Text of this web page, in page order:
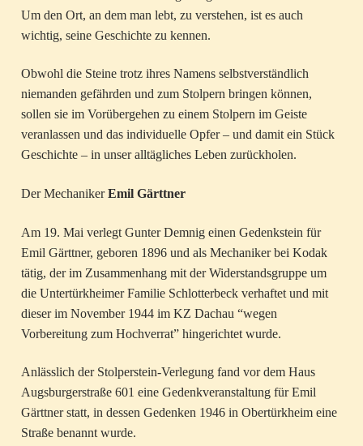
Um den Ort, an dem man lebt, zu verstehen, ist es auch
wichtig, seine Geschichte zu kennen.
Obwohl die Steine trotz ihres Namens selbstverständlich
niemanden gefährden und zum Stolpern bringen können,
sollen sie im Vorübergehen zu einem Stolpern im Geiste
veranlassen und das individuelle Opfer – und damit ein Stück
Geschichte – in unser alltägliches Leben zurückholen.
Der MechanikerEmil Gärttner
Am 19. Mai verlegt Gunter Demnig einen Gedenkstein für
Emil Gärttner, geboren 1896 und als Mechaniker bei Kodak
tätig, der im Zusammenhang mit der Widerstandsgruppe um
die Untertürkheimer Familie Schlotterbeck verhaftet und mit
dieser im November 1944 im KZ Dachau “wegen
Vorbereitung zum Hochverrat” hingerichtet wurde.
Anlässlich der Stolperstein-Verlegung fand vor dem Haus
Augsburgerstraße 601 eine Gedenkveranstaltung für Emil
Gärttner statt, in dessen Gedenken 1946 in Obertürkheim eine
Straße benannt wurde.